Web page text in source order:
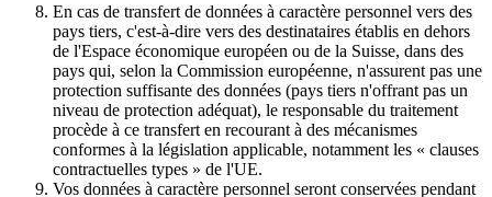
En cas de transfert de données à caractère personnel vers des
pays tiers, c'est-à-dire vers des destinataires établis en dehors
de l'Espace économique européen ou de la Suisse, dans des
pays qui, selon la Commission européenne, n'assurent pas une
protection suffisante des données (pays tiers n'offrant pas un
niveau de protection adéquat), le responsable du traitement
procède à ce transfert en recourant à des mécanismes
conformes à la législation applicable, notamment les « clauses
contractuelles types » de l'UE.
Vos données à caractère personnel seront conservées pendant